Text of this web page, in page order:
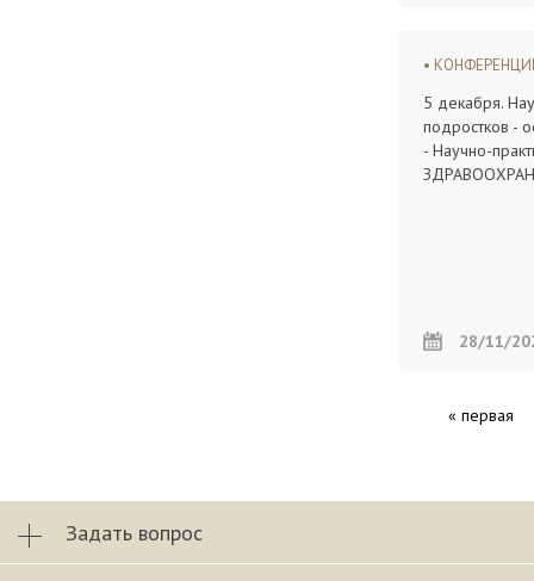
5 декабря.
подростков -
- Научно-
28/11/
« первая
Задать вопрос